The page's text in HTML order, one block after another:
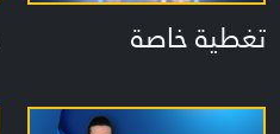
تغطية خاصة